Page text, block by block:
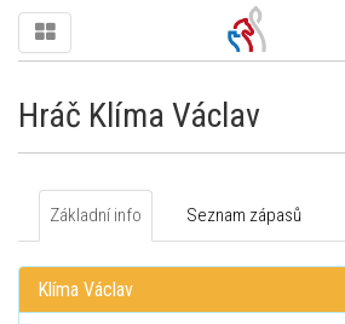
Hráč Klíma Václav
Základní info Seznam zápasů
Klíma Václav